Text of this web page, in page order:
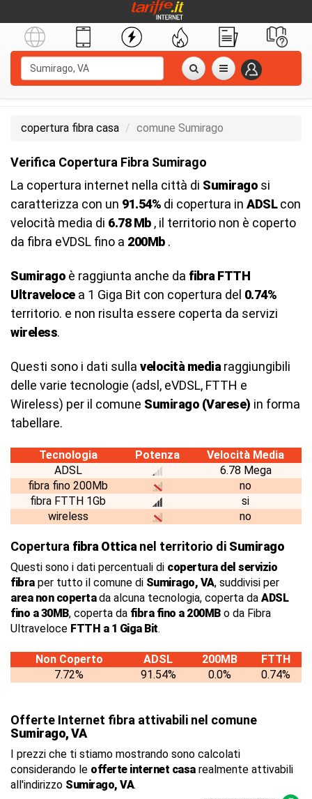
copertura fibra casa comune Sumirago
Verifica Copertura Fibra Sumirago
La copertura internet nella città di Sumirago si
caratterizza con un 91.54% di copertura in ADSLcon
velocità media di 6.78 Mb, il territorio non è coperto
da fibra eVDSL fino a 200Mb.
Sumirago è raggiunta anche da fibra FTTH
Ultravelocea 1 Giga Bit con copertura del 0.74%
territorio. e non risulta essere coperta da servizi
wireless.
Questi sono i dati sulla velocità media raggiungibili
delle varie tecnologie (adsl, eVDSL, FTTH e
Wireless) per il comune Sumirago (Varese) in forma
tabellare.
Tecnologia Potenza
Velocità Media
ADSL
6.78 Mega
fibra fino 200Mb
no
fibra FTTH 1Gb
si
wireless
no
Copertura fibra Ottica nel territorio di Sumirago
Questi sono i dati percentuali di copertura del servizio
fibraper tutto il comune di Sumirago, VA, suddivisi per
area non copertada alcuna tecnologia, coperta da ADSL
fino a 30MB, coperta da fibra fino a 200MBo da Fibra
Ultraveloce FTTH a 1 Giga Bit.
Non Coperto ADSL 200MB
FTTH
7.72%
91.54% 0.0% 0.74%
Offerte Internet fibra attivabili nel comune
Sumirago, VA
I prezzi che ti stiamo mostrando sono calcolati
considerando le offerte internet casarealmente attivabili
all'indirizzo Sumirago, VA.